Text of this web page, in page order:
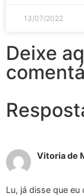
13/07/2022
Deixe
Vitoria de
Lu, já disse que eu